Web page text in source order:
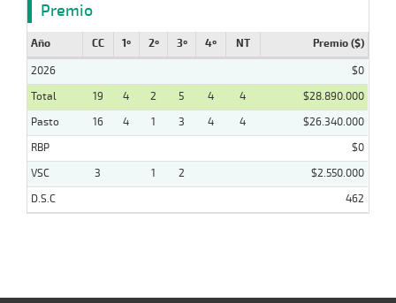
Premio
Año CC 1º 2º 3º 4º NT Premio ($)
2026
$0
Total
19 4 2 5 4 4
$28.890.000
Pasto
16 4 1 3 4 4
$26.340.000
RBP
$0
VSC
3 1 2
$2.550.000
D.S.C
462